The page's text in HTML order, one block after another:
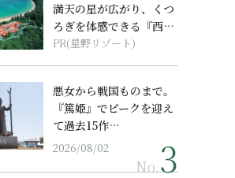
満天の星が広がり、くつ
ろぎを体感できる『西表
島ホテル by...
PR(星野リゾート)
悪女から戦国ものまで。
『篤姫』でピークを迎え
て過去15作…
2026/08/02
No.